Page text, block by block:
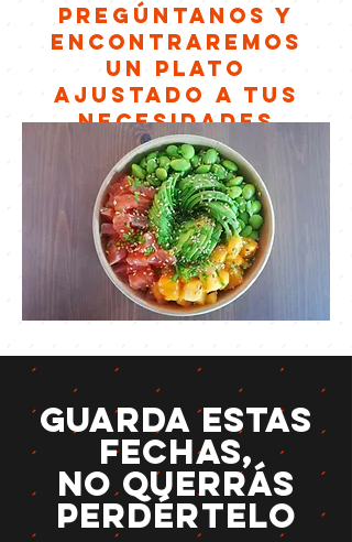
Pregúntanos y
encontraremos
un plato
ajustado a tus
necesidades
Guarda estas
fechas,
no querrás
perdértelo